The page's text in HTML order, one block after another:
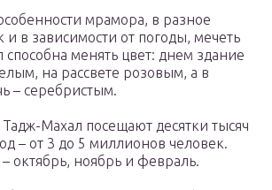
мрамора, в разное
и в зависимости от погоды, мечеть
менять цвет: днем здание
на рассвете розовым, а в
– серебристым.
Махал посещают десятки тысяч
– от 3 до 5 миллионов человек.
октябрь, ноябрь и февраль.